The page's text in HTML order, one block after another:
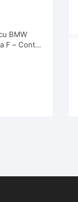
BMW
F – Contur